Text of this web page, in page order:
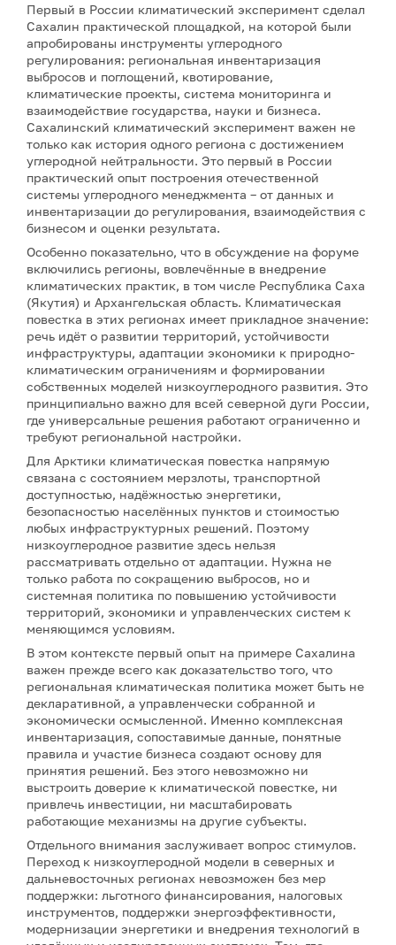
Первый в России климатический эксперимент сделал
Сахалин практической площадкой, на которой были
апробированы инструменты углеродного
регулирования: региональная инвентаризация
выбросов и поглощений, квотирование,
климатические проекты, система мониторинга и
взаимодействие государства, науки и бизнеса.
Сахалинский климатический эксперимент важен не
только как история одного региона с достижением
углеродной нейтральности. Это первый в России
практический опыт построения отечественной
системы углеродного менеджмента – от данных и
инвентаризации до регулирования, взаимодействия с
бизнесом и оценки результата.
Особенно показательно, что в обсуждение на форуме
включились регионы, вовлечённые в внедрение
климатических практик, в том числе Республика Саха
(Якутия) и Архангельская область. Климатическая
повестка в этих регионах имеет прикладное значение:
речь идёт о развитии территорий, устойчивости
инфраструктуры, адаптации экономики к природно-
климатическим ограничениям и формировании
собственных моделей низкоуглеродного развития. Это
принципиально важно для всей северной дуги России,
где универсальные решения работают ограниченно и
требуют региональной настройки.
Для Арктики климатическая повестка напрямую
связана с состоянием мерзлоты, транспортной
доступностью, надёжностью энергетики,
безопасностью населённых пунктов и стоимостью
любых инфраструктурных решений. Поэтому
низкоуглеродное развитие здесь нельзя
рассматривать отдельно от адаптации. Нужна не
только работа по сокращению выбросов, но и
системная политика по повышению устойчивости
территорий, экономики и управленческих систем к
меняющимся условиям.
В этом контексте первый опыт на примере Сахалина
важен прежде всего как доказательство того, что
региональная климатическая политика может быть не
декларативной, а управленчески собранной и
экономически осмысленной. Именно комплексная
инвентаризация, сопоставимые данные, понятные
правила и участие бизнеса создают основу для
принятия решений. Без этого невозможно ни
выстроить доверие к климатической повестке, ни
привлечь инвестиции, ни масштабировать
работающие механизмы на другие субъекты.
Отдельного внимания заслуживает вопрос стимулов.
Переход к низкоуглеродной модели в северных и
дальневосточных регионах невозможен без мер
поддержки: льготного финансирования, налоговых
инструментов, поддержки энергоэффективности,
модернизации энергетики и внедрения технологий в